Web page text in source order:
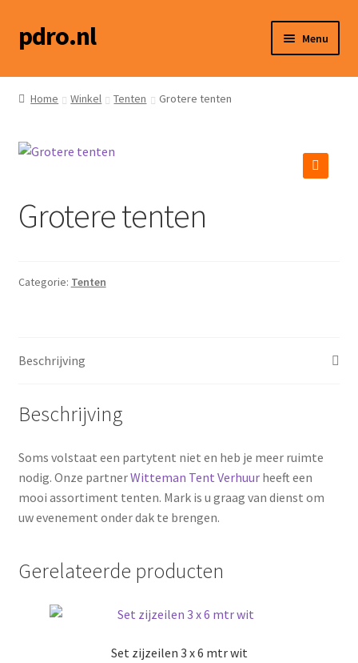
Ga
door
Ga
naar
pdro.nl Menu
Home
Hoe werkt het?
Social media
Home Winkel Tenten Grotere tenten
Grotere tenten
Categorie: Tenten
Beschrijving
Beschrijving
Soms volstaat een partytent niet en heb je meer ruimte
nodig. Onze partnerWitteman Tent Verhuurheeft een
mooi assortiment tenten. Mark is u graag van dienst om
uw evenement onder dak te brengen.
Gerelateerde producten
Set zijzeilen 3 x 6 mtr wit